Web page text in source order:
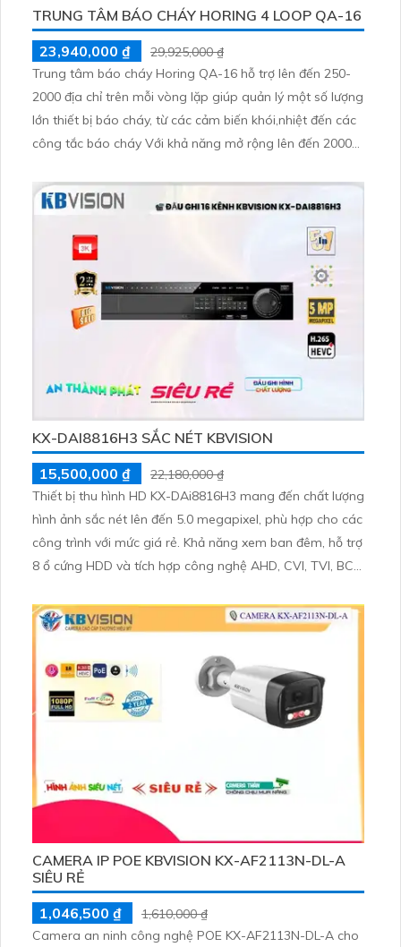
TRUNG TÂM BÁO CHÁY HORING 4 LOOP QA-16
23,940,000 ₫
29,925,000 ₫
Trung tâm báo cháy Horing QA-16 hỗ trợ lên đến 250-
2000 địa chỉ trên mỗi vòng lặp giúp quản lý một số lượng
lớn thiết bị báo cháy, từ các cảm biến khói,nhiệt đến các
công tắc báo cháy Với khả năng mở rộng lên đến 2000
tòa nhà văn phòng,khu công nghiệp,trung tâm thương
mại,bệnh viện, trường học và các cơ sở hạ tầng công
KX-DAI8816H3 SẮC NÉT KBVISION
15,500,000 ₫
22,180,000 ₫
Thiết bị thu hình HD KX-DAi8816H3 mang đến chất lượng
hình ảnh sắc nét lên đến 5.0 megapixel, phù hợp cho các
công trình với mức giá rẻ. Khả năng xem ban đêm, hỗ trợ
8 ổ cứng HDD và tích hợp công nghệ AHD, CVI, TVI, BCS
với 8 camera IP, thích hợp cho công trình lớn
CAMERA IP POE KBVISION KX-AF2113N-DL-A
SIÊU RẺ
1,046,500 ₫
1,610,000 ₫
Camera an ninh công nghệ POE KX-AF2113N-DL-A cho